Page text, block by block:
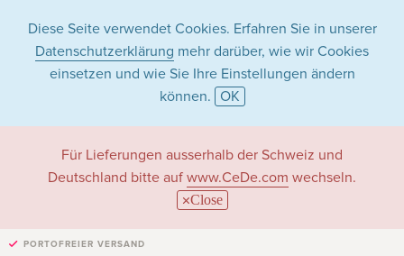
Diese Seite verwendet Cookies. Erfahren Sie in unserer
Datenschutzerklärung mehr darüber, wie wir Cookies
einsetzen und wie Sie Ihre Einstellungen ändern
können. OK
Für Lieferungen ausserhalb der Schweiz und
Deutschland bitte auf www.CeDe.com wechseln.
Close
PORTOFREIER VERSAND